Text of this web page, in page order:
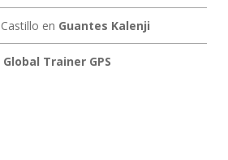
en Guantes Kalenji
Trainer GPS